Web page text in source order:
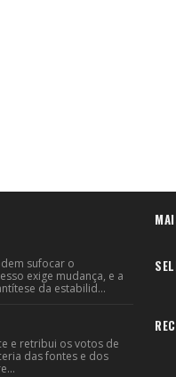
sufocar o
exige mudança, e a
da estabilid...
e retribui os votos de
das fontes e dos